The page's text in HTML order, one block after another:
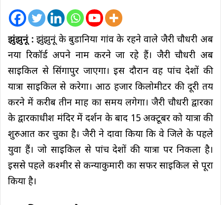
झुंझुनूं : झुंझुनूं के बुडानिया गांव के रहने वाले जैरी चौधरी अब
नया रिकॉर्ड अपने नाम करने जा रहे हैं। जैरी चौधरी अब
साइकिल से सिंगापुर जाएगा। इस दौरान वह पांच देशों की
यात्रा साइकिल से करेगा। आठ हजार किलोमीटर की दूरी तय
करने में करीब तीन माह का समय लगेगा। जैरी चौधरी द्वारका
के द्वारकाधीश मंदिर में दर्शन के बाद 15 अक्टूबर को यात्रा की
शुरुआत कर चुका है। जैरी ने दावा किया कि वे जिले के पहले
युवा हैं। जो साइकिल से पांच देशों की यात्रा पर निकला है।
इससे पहले कश्मीर से कन्याकुमारी का सफर साइकिल से पूरा
किया है।